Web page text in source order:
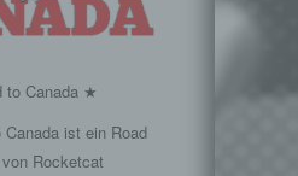
to Canada ★
Canada ist ein Road
Rocketcat